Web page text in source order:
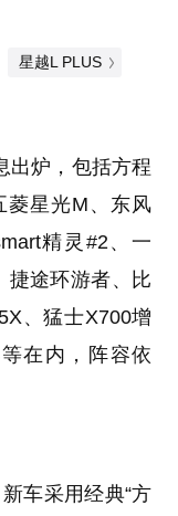
星越L PLUS
出炉，包括方程
菱星光M、东风
精灵#2、一
捷途环游者、比
、猛士X700增
在内，阵容依
车采用经典“方